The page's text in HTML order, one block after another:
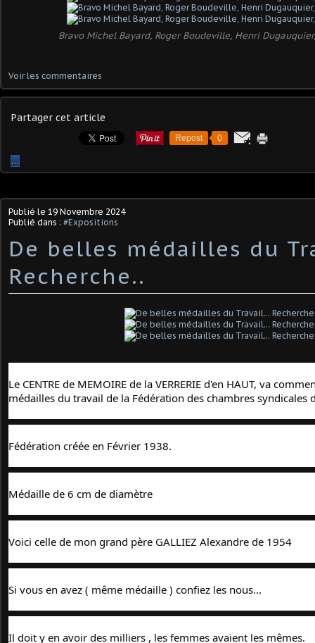
Bravo Michel Bayard, Roger Boudeville, Henri
Voir les commentaires
Partager cet article
Repost 0
…
Publié le 19 Novembre 2024
Publié dans : #Expositions
De belles médailles du
Recherche..
Le CENTRE de MEMOIRE de la VERRERIE d'en HAUT, va
médailles du travail de la Fédération des chambres syndicales
Fédération créée en Février 1938.
Médaille de 6 cm de diamètre
Voici celle de mon grand père GALLIEZ Alexandre de 1954
Si vous en avez ( même médaille ) confiez les nous...
Il doit y en avoir des milliers , les femmes avaient les mêmes.